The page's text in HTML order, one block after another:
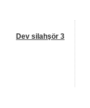
Dev silahşör 3